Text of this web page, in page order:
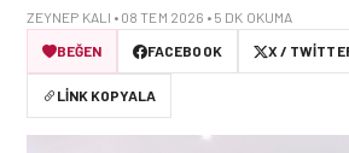
ZEYNEP KALI • 08 TEM 2026 • 5 DK OKUMA
BEĞEN
FACEBOOK X /
LINK KOPYALA